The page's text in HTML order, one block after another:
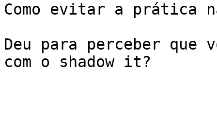
Como evitar a prática
Deu para perceber que
com o shadow it?